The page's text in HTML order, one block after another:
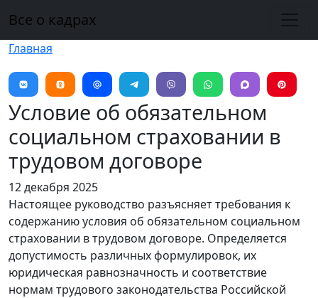
Все о кадрах
Главная
Условие об обязательном
социальном страховании в
трудовом договоре
12 декабря 2025
Настоящее руководство разъясняет требования к
содержанию условия об обязательном социальном
страховании в трудовом договоре. Определяется
допустимость различных формулировок, их
юридическая равнозначность и соответствие
нормам трудового законодательства Российской